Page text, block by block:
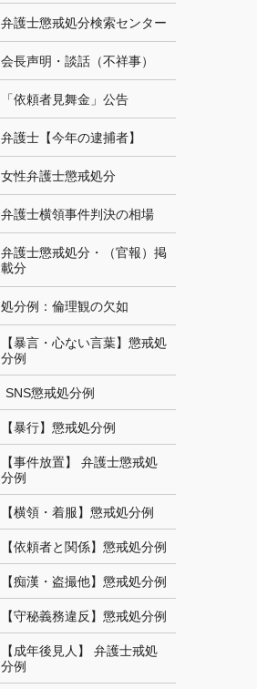
弁護士懲戒処分検索センター
会長声明・談話（不祥事）
「依頼者見舞金」公告
弁護士【今年の逮捕者】
女性弁護士懲戒処分
弁護士横領事件判決の相場
弁護士懲戒処分・（官報）掲
載分
処分例：倫理観の欠如
【暴言・心ない言葉】懲戒処
分例
SNS懲戒処分例
【暴行】懲戒処分例
【事件放置】 弁護士懲戒処
分例
【横領・着服】懲戒処分例
【依頼者と関係】懲戒処分例
【痴漢・盗撮他】懲戒処分例
【守秘義務違反】懲戒処分例
【成年後見人】 弁護士戒処
分例